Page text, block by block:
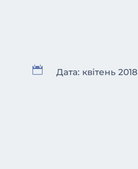
 Дата: квітень 2018